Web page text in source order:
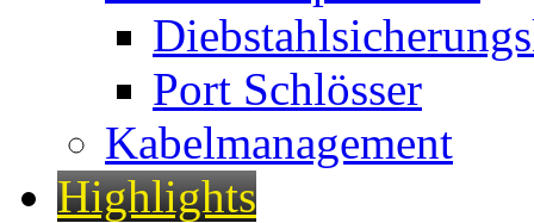
Port Schlösser
Kabelmanagement
Highlights